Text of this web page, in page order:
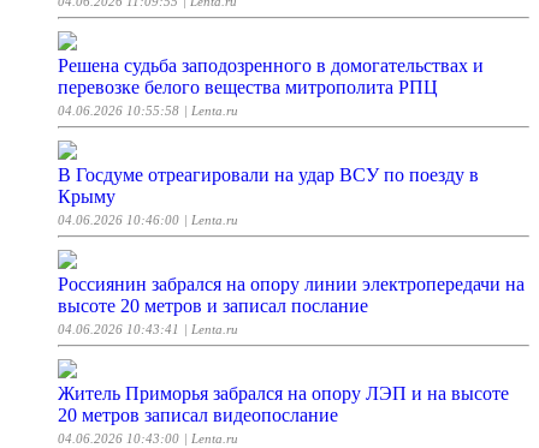
Решена судьба заподозренного в домогательствах и
перевозке белого вещества митрополита РПЦ
04.06.2026 10:55:58 | Lenta.ru
В Госдуме отреагировали на удар ВСУ по поезду в
Крыму
04.06.2026 10:46:00 | Lenta.ru
Россиянин забрался на опору линии электропередачи на
высоте 20 метров и записал послание
04.06.2026 10:43:41 | Lenta.ru
Житель Приморья забрался на опору ЛЭП и на высоте
20 метров записал видеопослание
04.06.2026 10:43:00 | Lenta.ru